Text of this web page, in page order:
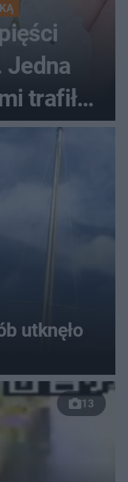
Jedna
trafiła
utknęło
13